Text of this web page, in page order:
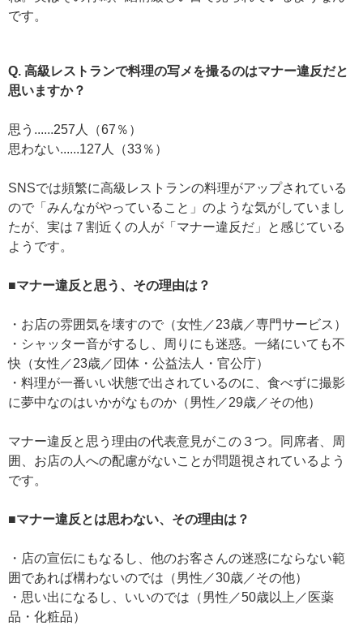
です。
Q. 高級レストランで料理の写メを撮るのはマナー違反だと
思いますか？
思う......257人（67％）
思わない......127人（33％）
SNSでは頻繁に高級レストランの料理がアップされている
ので「みんながやっていること」のような気がしていまし
たが、実は７割近くの人が「マナー違反だ」と感じている
ようです。
■マナー違反と思う、その理由は？
・お店の雰囲気を壊すので（女性／23歳／専門サービス）
・シャッター音がするし、周りにも迷惑。一緒にいても不
快（女性／23歳／団体・公益法人・官公庁）
・料理が一番いい状態で出されているのに、食べずに撮影
に夢中なのはいかがなものか（男性／29歳／その他）
マナー違反と思う理由の代表意見がこの３つ。同席者、周
囲、お店の人への配慮がないことが問題視されているよう
です。
■マナー違反とは思わない、その理由は？
・店の宣伝にもなるし、他のお客さんの迷惑にならない範
囲であれば構わないのでは（男性／30歳／その他）
・思い出になるし、いいのでは（男性／50歳以上／医薬
品・化粧品）